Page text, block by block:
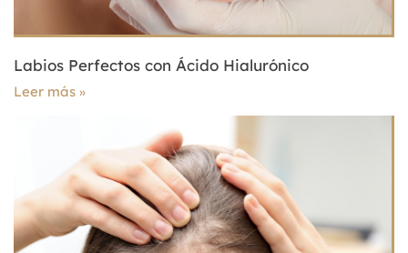
Labios Perfectos con Ácido Hialurónico
Leer más